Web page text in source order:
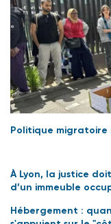
Politique migratoire
À Lyon, la justice
d’un immeuble
Hébergement :